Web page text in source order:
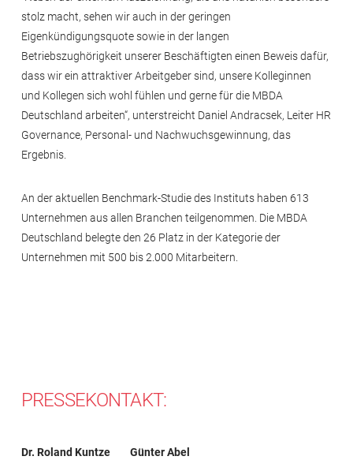
stolz macht, sehen wir auch in der geringen
Eigenkündigungsquote sowie in der langen
Betriebszughörigkeit unserer Beschäftigten einen Beweis dafür,
dass wir ein attraktiver Arbeitgeber sind, unsere Kolleginnen
und Kollegen sich wohl fühlen und gerne für die MBDA
Deutschland arbeiten“, unterstreicht Daniel Andracsek, Leiter HR
Governance, Personal- und Nachwuchsgewinnung, das
Ergebnis.
An der aktuellen Benchmark-Studie des Instituts haben 613
Unternehmen aus allen Branchen teilgenommen. Die MBDA
Deutschland belegte den 26 Platz in der Kategorie der
Unternehmen mit 500 bis 2.000 Mitarbeitern.
PRESSEKONTAKT:
Dr. Roland Kuntze
Günter Abel